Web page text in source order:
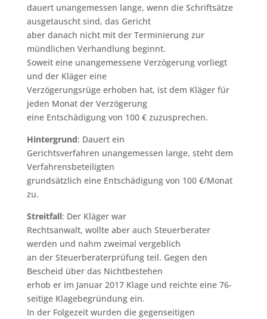
dauert unangemessen lange, wenn die Schriftsätze
ausgetauscht sind, das Gericht
aber danach nicht mit der Terminierung zur
mündlichen Verhandlung beginnt.
Soweit eine unangemessene Verzögerung vorliegt
und der Kläger eine
Verzögerungsrüge erhoben hat, ist dem Kläger für
jeden Monat der Verzögerung
eine Entschädigung von 100 € zuzusprechen.
Hintergrund: Dauert ein
Gerichtsverfahren unangemessen lange, steht dem
Verfahrensbeteiligten
grundsätzlich eine Entschädigung von 100 €/Monat
zu.
Streitfall: Der Kläger war
Rechtsanwalt, wollte aber auch Steuerberater
werden und nahm zweimal vergeblich
an der Steuerberaterprüfung teil. Gegen den
Bescheid über das Nichtbestehen
erhob er im Januar 2017 Klage und reichte eine 76-
seitige Klagebegründung ein.
In der Folgezeit wurden die gegenseitigen